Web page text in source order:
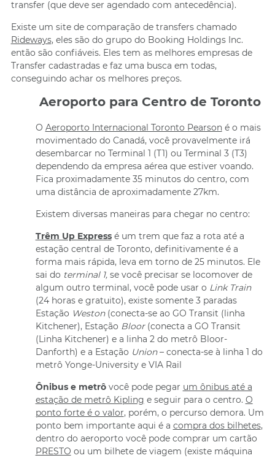
transfer (que deve ser agendado com antecedência).
Existe um site de comparação de transfers chamado
Rideways, eles são do grupo do Booking Holdings Inc.
então são confiáveis. Eles tem as melhores empresas de
Transfer cadastradas e faz uma busca em todas,
conseguindo achar os melhores preços.
Aeroporto para Centro de Toronto
O Aeroporto Internacional Toronto Pearsoné o mais
movimentado do Canadá, você provavelmente irá
desembarcar no Terminal 1 (T1) ou Terminal 3 (T3)
dependendo da empresa aérea que estiver voando.
Fica proximadamente 35 minutos do centro, com
uma distância de aproximadamente 27km.
Existem diversas maneiras para chegar no centro:
Trêm Up Express é um trem que faz a rota até a
estação central de Toronto, definitivamente é a
forma mais rápida, leva em torno de 25 minutos. Ele
sai do terminal 1,se você precisar se locomover de
algum outro terminal, você pode usar o Link Train
(24 horas e gratuito), existe somente 3 paradas
Estação Weston(conecta-se ao GO Transit (linha
Kitchener), Estação Bloor(conecta a GO Transit
(Linha Kitchener) e a linha 2 do metrô Bloor-
Danforth) e a Estação Union– conecta-se à linha 1 do
metrô Yonge-University e VIA Rail
Ônibus e metrô você pode pegar um ônibus até a
estação de metrô Kipling e seguir para o centro. O
ponto forte é o valor, porém, o percurso demora. Um
ponto bem importante aqui é a compra dos bilhetes,
dentro do aeroporto você pode comprar um cartão
PRESTO ou um bilhete de viagem (existe máquina